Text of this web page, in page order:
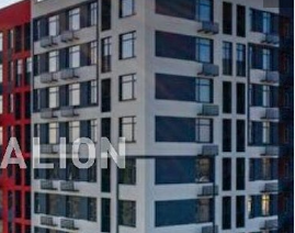
стіни. Є ванна, раковина,
плінтуси (не встановленні). Поруч з
інфраструктура: магазини, школа,
розвʼязка: поруч зупинки
в 10 хв зупинка електрички та метро.